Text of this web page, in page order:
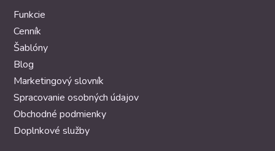
Funkcie
Cenník
Šablóny
Blog
Marketingový slovník
Spracovanie osobných údajov
Obchodné podmienky
Doplnkové služby